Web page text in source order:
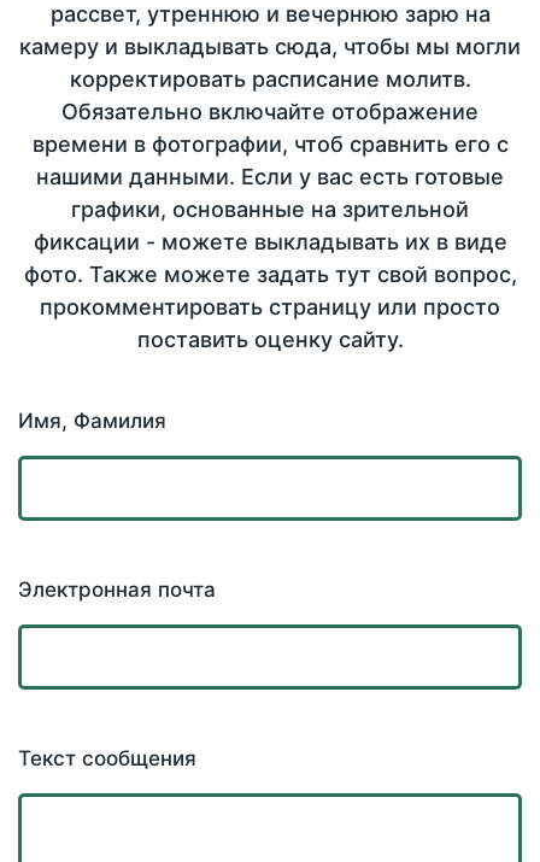
рассвет, утреннюю и вечернюю зарю на
камеру и выкладывать сюда, чтобы мы могли
корректировать расписание молитв.
Обязательно включайте отображение
времени в фотографии, чтоб сравнить его с
нашими данными. Если у вас есть готовые
графики, основанные на зрительной
фиксации - можете выкладывать их в виде
фото. Также можете задать тут свой вопрос,
прокомментировать страницу или просто
поставить оценку сайту.
Имя, Фамилия
Электронная почта
Текст сообщения